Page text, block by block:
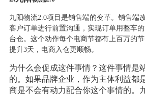
九阳物流2.0项目是销售端的变革。销售端
客户订单进行前置沟通，实现订单用整车
台仓。这个动作每个电商节都有上百万的
提升3天，电商入仓更顺畅。
为什么会促成这件事情？这件事情是
的。如果品牌企业，作为主体利益都
商是不会有动力配合你这个事情的。